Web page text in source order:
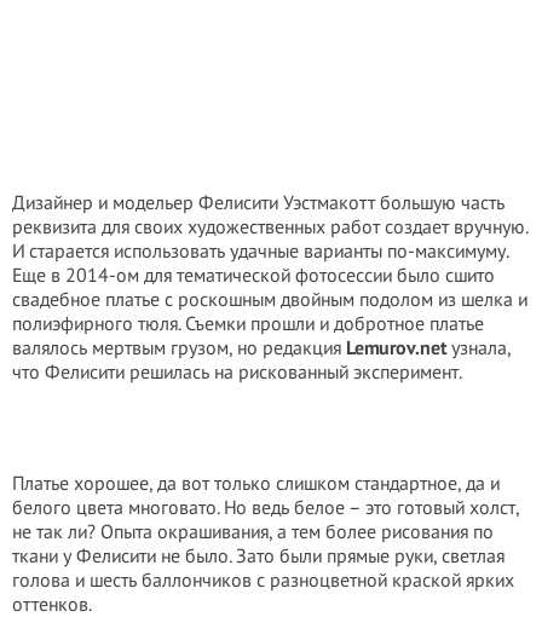
Дизайнер и модельер Фелисити Уэстмакотт большую часть
реквизита для своих художественных работ создает вручную.
И старается использовать удачные варианты по-максимуму.
Еще в 2014-ом для тематической фотосессии было сшито
свадебное платье с роскошным двойным подолом из шелка и
полиэфирного тюля. Съемки прошли и добротное платье
валялось мертвым грузом, но редакция Lemurov.netузнала,
что Фелисити решилась на рискованный эксперимент.
Платье хорошее, да вот только слишком стандартное, да и
белого цвета многовато. Но ведь белое – это готовый холст,
не так ли? Опыта окрашивания, а тем более рисования по
ткани у Фелисити не было. Зато были прямые руки, светлая
голова и шесть баллончиков с разноцветной краской ярких
оттенков.